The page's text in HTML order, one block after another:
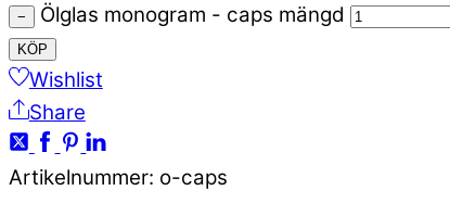
− Ölglas monogram - caps mängd
KÖP
Wishlist
Share
Artikelnummer: o-caps